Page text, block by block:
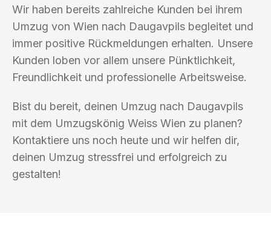
Wir haben bereits zahlreiche Kunden bei ihrem
Umzug von Wien nach Daugavpils begleitet und
immer positive Rückmeldungen erhalten. Unsere
Kunden loben vor allem unsere Pünktlichkeit,
Freundlichkeit und professionelle Arbeitsweise.
Bist du bereit, deinen Umzug nach Daugavpils
mit dem Umzugskönig Weiss Wien zu planen?
Kontaktiere uns noch heute und wir helfen dir,
deinen Umzug stressfrei und erfolgreich zu
gestalten!